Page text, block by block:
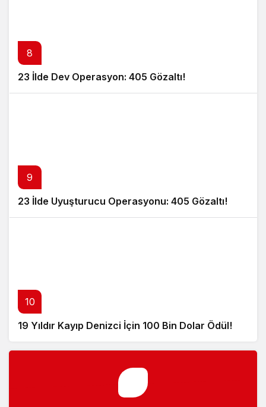
8
23 İlde Dev Operasyon: 405 Gözaltı!
9
23 İlde Uyuşturucu Operasyonu: 405 Gözaltı!
10
19 Yıldır Kayıp Denizci İçin 100 Bin Dolar Ödül!